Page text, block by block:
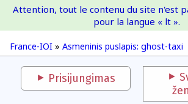
France-
France-IOI » Asmeninis puslapis: ghost-taxi
Attention, tout le contenu du site n'est
pour la langue « lt ».
Prisijungimas